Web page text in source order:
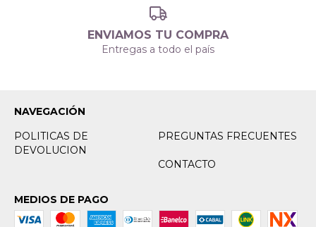
ENVIAMOS TU COMPRA
Entregas a todo el país
NAVEGACIÓN
POLITICAS DE
DEVOLUCION
PREGUNTAS FRECUENTES
CONTACTO
MEDIOS DE PAGO